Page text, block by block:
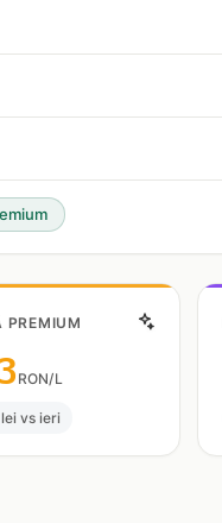
PREMIUM
RON/L
vs ieri